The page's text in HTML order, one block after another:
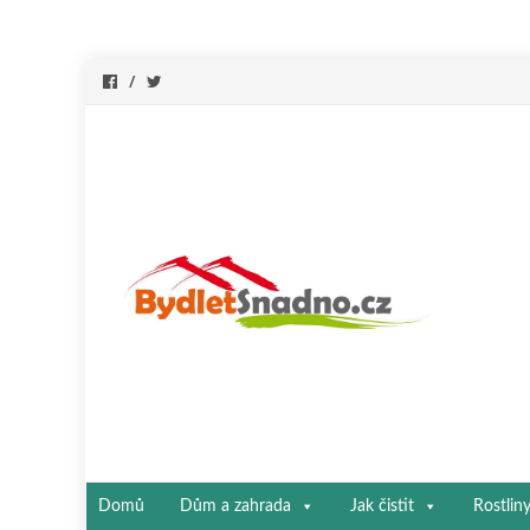
Přeskočit
Domů Dům a zahrada Jak čistit Rostliny